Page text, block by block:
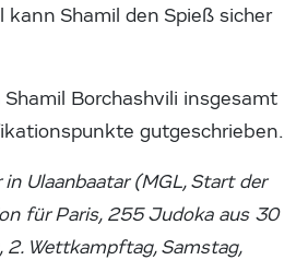
Shamil den Spieß sicher
Shamil Borchashvili insgesamt
gutgeschrieben.
Ulaanbaatar (MGL, Start der
für Paris, 255 Judoka aus 30
Wettkampftag, Samstag,